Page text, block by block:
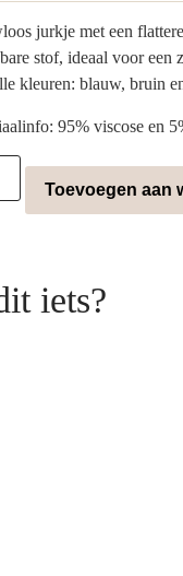
jurkje met een
stof, ideaal voor een
kleuren: blauw, bruin
95% viscose en
Toevoegen aan
iets?